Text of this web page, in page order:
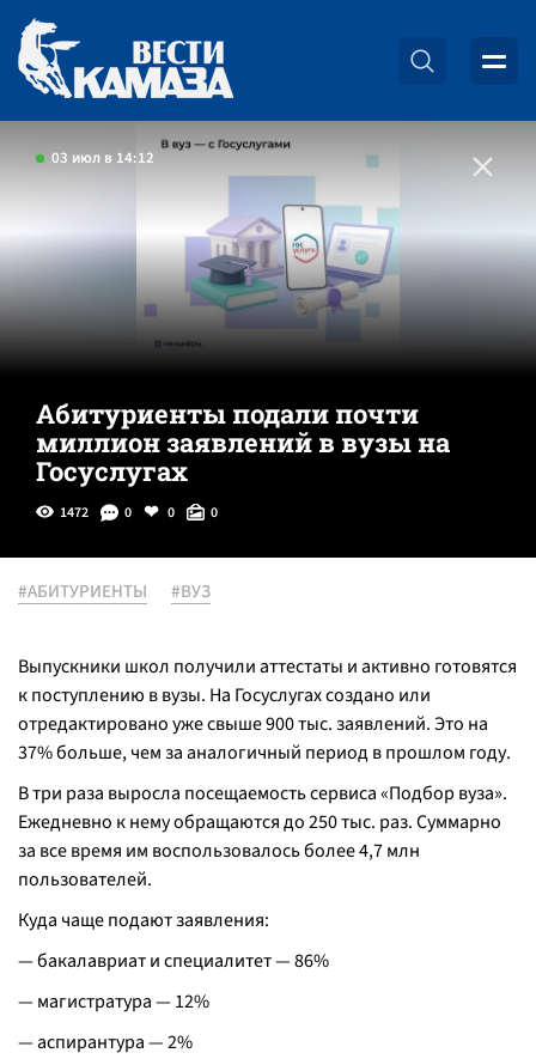
03 июл в 14:12
Абитуриенты подали почти
миллион заявлений в вузы на
Госуслугах
1472 0 0 0
#АБИТУРИЕНТЫ #ВУЗ
Выпускники школ получили аттестаты и активно готовятся
к поступлению в вузы. На Госуслугах создано или
отредактировано уже свыше 900 тыс. заявлений. Это на
37% больше, чем за аналогичный период в прошлом году.
В три раза выросла посещаемость сервиса «Подбор вуза».
Ежедневно к нему обращаются до 250 тыс. раз. Суммарно
за все время им воспользовалось более 4,7 млн
пользователей.
Куда чаще подают заявления:
— бакалавриат и специалитет — 86%
— магистратура — 12%
— аспирантура — 2%